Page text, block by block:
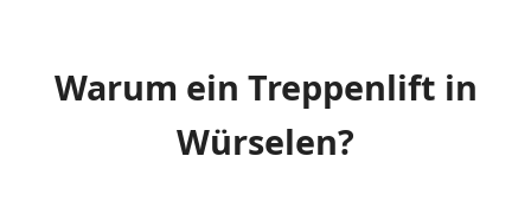
Warum ein Treppenlift in
Würselen?